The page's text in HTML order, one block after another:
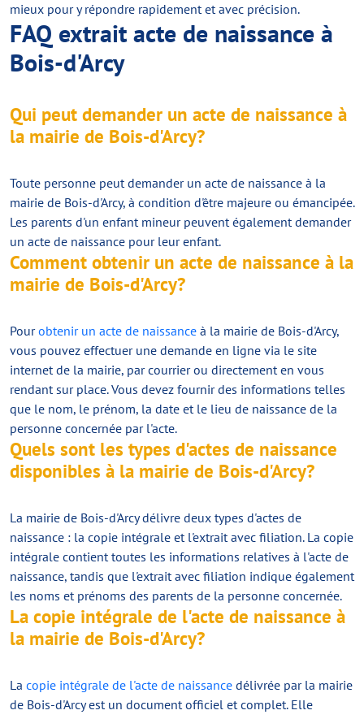
mieux pour y répondre rapidement et avec précision.
FAQ extrait acte de naissance à
Bois-d'Arcy
Qui peut demander un acte de naissance à
la mairie de Bois-d'Arcy?
Toute personne peut demander un acte de naissance à la
mairie de Bois-d'Arcy, à condition d'être majeure ou émancipée.
Les parents d'un enfant mineur peuvent également demander
un acte de naissance pour leur enfant.
Comment obtenir un acte de naissance à la
mairie de Bois-d'Arcy?
Pourobtenir un acte de naissance à la mairie de Bois-d'Arcy,
vous pouvez effectuer une demande en ligne via le site
internet de la mairie, par courrier ou directement en vous
rendant sur place. Vous devez fournir des informations telles
que le nom, le prénom, la date et le lieu de naissance de la
personne concernée par l'acte.
Quels sont les types d'actes de naissance
disponibles à la mairie de Bois-d'Arcy?
La mairie de Bois-d'Arcy délivre deux types d'actes de
naissance : la copie intégrale et l'extrait avec filiation. La copie
intégrale contient toutes les informations relatives à l'acte de
naissance, tandis que l'extrait avec filiation indique également
les noms et prénoms des parents de la personne concernée.
La copie intégrale de l'acte de naissance à
la mairie de Bois-d'Arcy?
La copie intégrale de l'acte de naissance délivrée par la mairie
de Bois-d'Arcy est un document officiel et complet. Elle